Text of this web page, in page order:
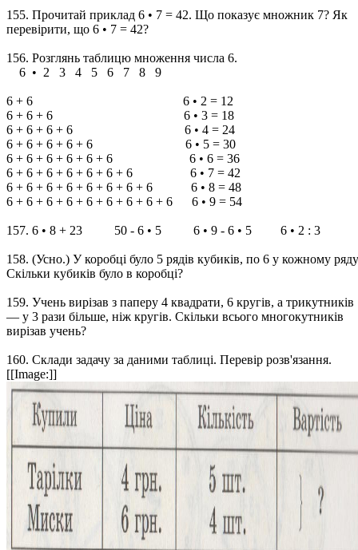
155. Прочитай приклад 6 • 7 = 42. Що показує множник 7? Як
перевірити, що 6 • 7 = 42?
156. Розглянь таблицю множення числа 6.
6 • 2 3 4 5 6 7 8 9
6 + 6 6 • 2 = 12
6 + 6 + 6 6 • 3 = 18
6 + 6 + 6 + 6 6 • 4 = 24
6 + 6 + 6 + 6 + 6 6 • 5 = 30
6 + 6 + 6 + 6 + 6 + 6 6 • 6 = 36
6 + 6 + 6 + 6 + 6 + 6 + 6 6 • 7 = 42
6 + 6 + 6 + 6 + 6 + 6 + 6 + 6 6 • 8 = 48
6 + 6 + 6 + 6 + 6 + 6 + 6 + 6 + 6 6 • 9 = 54
157. 6 • 8 + 23 50 - 6 • 5 6 • 9 - 6 • 5 6 • 2 : 3
158. (Усно.) У коробці було 5 рядів кубиків, по 6 у кожному
Скільки кубиків було в коробці?
159. Учень вирізав з паперу 4 квадрати, 6 кругів, а трикутників
— у 3 рази більше, ніж кругів. Скільки всього многокутників
вирізав учень?
160. Склади задачу за даними таблиці. Перевір розв'язання.
[[Image:]]